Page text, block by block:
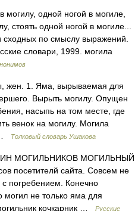
могилу, одной ногой в могиле,
стоять одной ногой в могиле...
сходных по смыслу выражений.
словари, 1999. могила
1. Яма, вырываемая для
Вырыть могилу. Опущен
насыпь на том месте, где
венок на могилу. Могила
Толковый словарь Ушакова
МОГИЛЬНИКОВ МОГИЛЬНЫЙ
посетителй сайта. Совсем не
с погребением. Конечно
могил не только яма для
кочкарник …
Русские